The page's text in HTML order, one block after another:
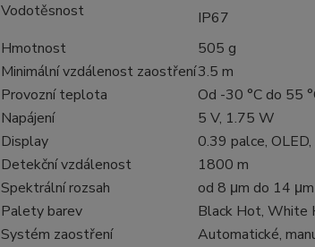
Vodotěsnost
IP67
Hmotnost
505 g
Minimální vzdálenost zaostření3.5 m
Provozní teplota
Od -30 °C do 55
Napájení
5 V, 1.75 W
Display
0.39 palce,
Detekční vzdálenost
1800 m
Spektrální rozsah
od 8 μm do 14 μm
Palety barev
Black Hot, White
Systém zaostření
Automatické,